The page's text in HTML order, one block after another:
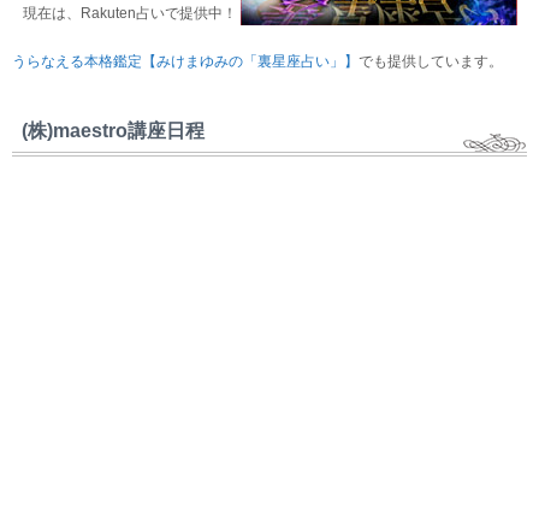
現在は、Rakuten占いで提供中！
うらなえる本格鑑定【みけまゆみの「裏星座占い」】 でも提供しています。
(株)maestro講座日程